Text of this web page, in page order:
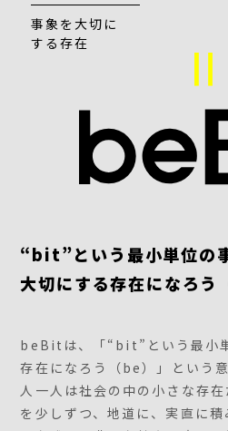
事象を大切に
する存在
“bit”という最小単位の
大切にする存在になろう
beBitは、「“bit”という最小
存在になろう（be）」という
人一人は社会の中の小さな存
を少しずつ、地道に、実直に